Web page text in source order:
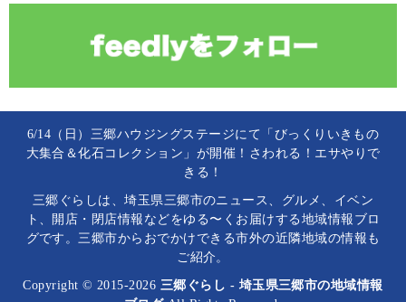
6/14（日）三郷ハウジングステージにて「びっくりいきもの
大集合＆化石コレクション」が開催！さわれる！エサやりで
きる！
三郷ぐらしは、埼玉県三郷市のニュース、グルメ、イベン
ト、開店・閉店情報などをゆる〜くお届けする地域情報ブロ
グです。三郷市からおでかけできる市外の近隣地域の情報も
ご紹介。
Copyright © 2015-2026 三郷ぐらし - 埼玉県三郷市の地域情報